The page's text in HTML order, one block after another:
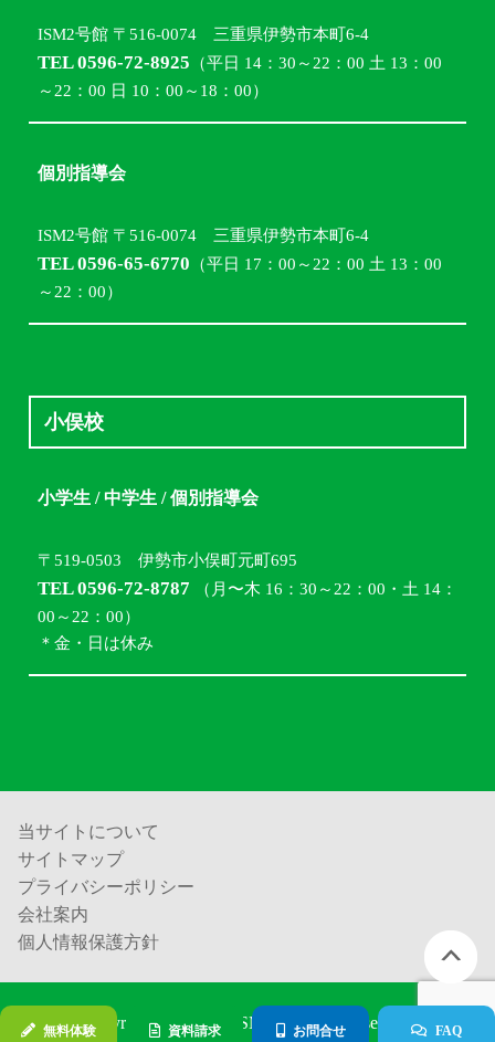
ISM2号館 〒516-0074 三重県伊勢市本町6-4
TEL 0596-72-8925 （平日 14：30～22：00 土 13：00
～22：00 日 10：00～18：00）
個別指導会
ISM2号館 〒516-0074 三重県伊勢市本町6-4
TEL 0596-65-6770 （平日 17：00～22：00 土 13：00
～22：00）
小俣校
小学生 / 中学生 / 個別指導会
〒519-0503 伊勢市小俣町元町695
TEL 0596-72-8787 （月〜木 16：30～22：00・土 14：
00～22：00）
＊金・日は休み
当サイトについて
サイトマップ
プライバシーポリシー
会社案内
個人情報保護方針
Copyright (c) 進学塾ISM all rights reserved.
無料体験 資料請求 お問合せ FAQ